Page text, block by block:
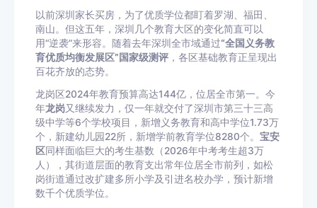
以前深圳家长买房，为了优质学位都盯着罗湖、福田、
南山。但这五年，深圳几个教育大区的变化简直可以
用“逆袭”来形容。随着去年深圳全市域通过“全国义务教
育优质均衡发展区”国家级测评 ，各区基础教育正呈现出
百花齐放的态势。
龙岗区2024年教育预算高达144亿，位居全市第一。今
年龙岗又继续发力，仅一年就交付了深圳市第三十三高
级中学等6个学校项目，新增义务教育和高中学位1.73万
个，新建幼儿园22所，新增学前教育学位8280个。 宝安
区同样面临巨大的考生基数（2026年中考考生超3万
人），其街道层面的教育支出常年位居全市前列，如松
岗街道通过改扩建多所小学及引进名校办学，预计新增
数千个优质学位。